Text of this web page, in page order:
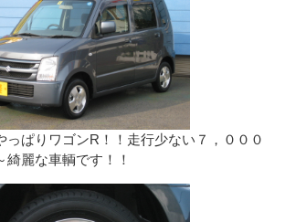
っぱりワゴンR！！走行少ない７，０００
綺麗な車輌です！！